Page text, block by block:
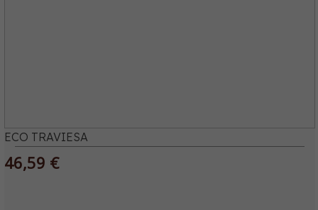
ECO TRAVIESA
46,59 €